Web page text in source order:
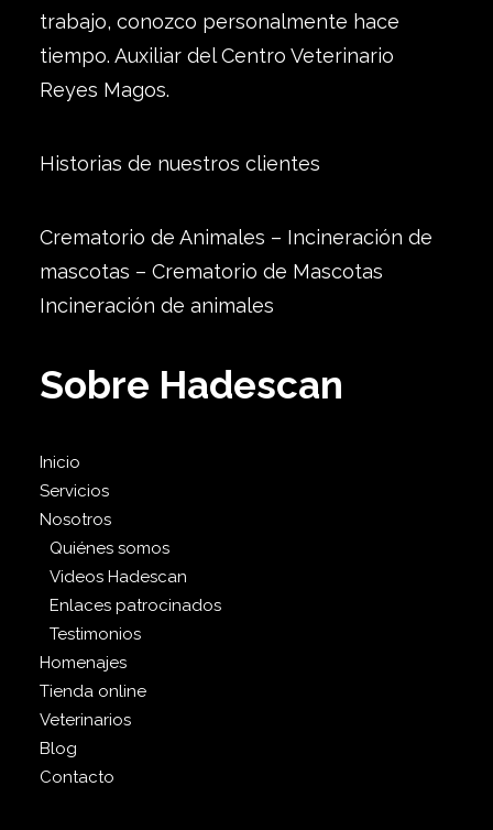
trabajo, conozco personalmente hace
tiempo. Auxiliar del Centro Veterinario
Reyes Magos.
Historias de nuestros clientes
Crematorio de Animales – Incineración de
mascotas – Crematorio de Mascotas
Incineración de animales
Sobre Hadescan
Inicio
Servicios
Nosotros
Quiénes somos
Videos Hadescan
Enlaces patrocinados
Testimonios
Homenajes
Tienda online
Veterinarios
Blog
Contacto